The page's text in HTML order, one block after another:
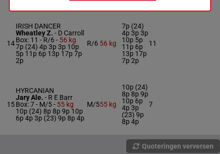
14
IRISH DANCER
Wheatley Z. - D Carroll
Box: 11 - R/6 - 56 kg
7p (24) 4p 3p 3p 10p
5p 11p 6p 13p 17p 7p
2p
R/6 56 kg
7p (24)
4p 3p 3p
10p 5p
11p 6p
13p 17p
7p 2p
11
15
HYRCANIAN
Jary Ale. - R E Barr
Box: 7 - M/5 - 55 kg
10p (24) 8p 8p 9p 10p
6p 4p 3p (23) 9p 8p 4p
M/555 kg
10p (24)
8p 8p 9p
10p 6p
4p 3p
(23) 9p
8p 4p
7
Quoteringen verversen